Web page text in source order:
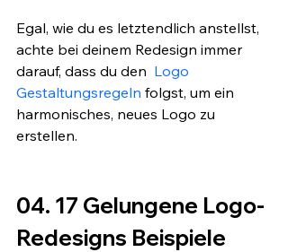
Egal, wie du es letztendlich anstellst,
achte bei deinem Redesign immer
darauf, dass du den Logo
Gestaltungsregeln folgst, um ein
harmonisches, neues Logo zu
erstellen.
04. 17 Gelungene Logo-
Redesigns Beispiele